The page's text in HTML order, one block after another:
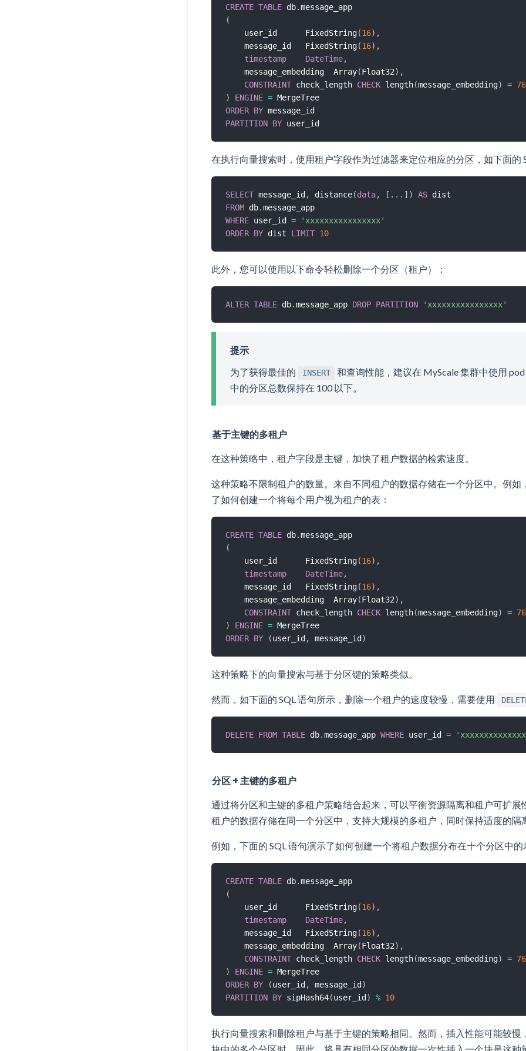
CREATE TABLE db.
(
    user_id      FixedString
(16) ,
    message_id   FixedString
(16) ,
timestamp
DateTime,
    message_embedding  Array
(Float32) ,
CONSTRAINT check_length CHECK length(message_embedding) =
)
ENGINE =
ORDER BY
PARTITION BY
在执行向量搜索时，使用租户字段作为过滤器来定位相应的分区，如下面的
SELECT message_id, distance(data, [ . . . ] ) AS
FROM db.
WHERE user_id =
'xxxxxxxxxxxxxxxx'
ORDER BY dist LIMIT 10
此外，您可以使用以下命令轻松删除一个分区（租户）：
ALTER TABLE db.message_app DROP PARTITION 'xxxxxxxxxxxxxxxx'
提示
为了获得最佳的
INSERT
和查询性能，建议在 MyScale 集群中使用
中的分区总数保持在 100 以下。
基于主键的多租户
在这种策略中，租户字段是主键，加快了租户数据的检索速度。
这种策略不限制租户的数量。来自不同租户的数据存储在一个分区中。例如
了如何创建一个将每个用户视为租户的表：
CREATE TABLE db.
(
    user_id      FixedString
(16) ,
timestamp
DateTime,
    message_id   FixedString
(16) ,
    message_embedding  Array
(Float32) ,
CONSTRAINT check_length CHECK length(message_embedding) =
)
ENGINE =
ORDER BY (user_id , message_id )
这种策略下的向量搜索与基于分区键的策略类似。
然而，如下面的 SQL 语句所示，删除一个租户的速度较慢，需要使用
DELETE FROM TABLE db.message_app WHERE user_id =
分区 + 主键的多租户
通过将分区和主键的多租户策略结合起来，可以平衡资源隔离和租户可扩展
租户的数据存储在同一个分区中，支持大规模的多租户，同时保持适度的隔
例如，下面的 SQL 语句演示了如何创建一个将租户数据分布在十个分区中的
CREATE TABLE db.
(
    user_id      FixedString
(16) ,
timestamp
DateTime,
    message_id   FixedString
(16) ,
    message_embedding  Array
(Float32) ,
CONSTRAINT check_length CHECK length(message_embedding) =
)
ENGINE =
ORDER BY (user_id , message_id )
PARTITION BY sipHash64(user_id ) % 10
执行向量搜索和删除租户与基于主键的策略相同。然而，插入性能可能较慢